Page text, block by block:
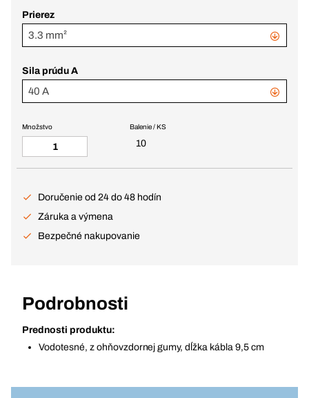
Prierez
3.3 mm²
Sila prúdu A
40 A
Balenie / KS
10
Množstvo
Doručenie od 24 do 48 hodín
Záruka a výmena
Bezpečné nakupovanie
Podrobnosti
Prednosti produktu:
Vodotesné, z ohňovzdornej gumy, dĺžka kábla 9,5 cm